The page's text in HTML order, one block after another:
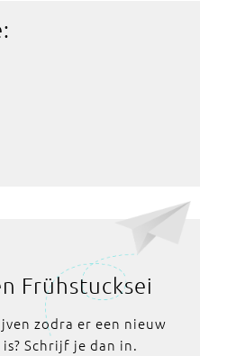
Frühstucksei
zodra er een nieuw
Schrijf je dan in.